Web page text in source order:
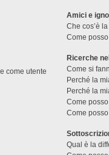
come utente
Amici e
Che cos’è
Come
Ricerche
Come si
Perché la
Perché la
Come
Come
Qual è la